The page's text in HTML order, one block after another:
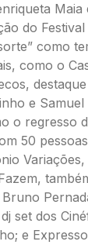
do
como
como o
e
o regresso
50
set dos
e